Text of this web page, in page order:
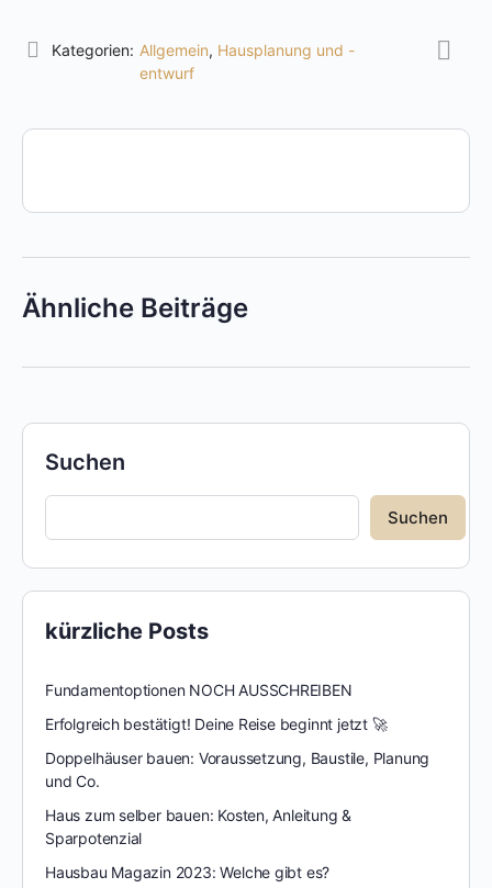
Kategorien: Allgemein, Hausplanung und -
entwurf
Ähnliche Beiträge
Suchen
Suchen
kürzliche Posts
Fundamentoptionen NOCH AUSSCHREIBEN
Erfolgreich bestätigt! Deine Reise beginnt jetzt 🚀
Doppelhäuser bauen: Voraussetzung, Baustile, Planung
und Co.
Haus zum selber bauen: Kosten, Anleitung &
Sparpotenzial
Hausbau Magazin 2023: Welche gibt es?